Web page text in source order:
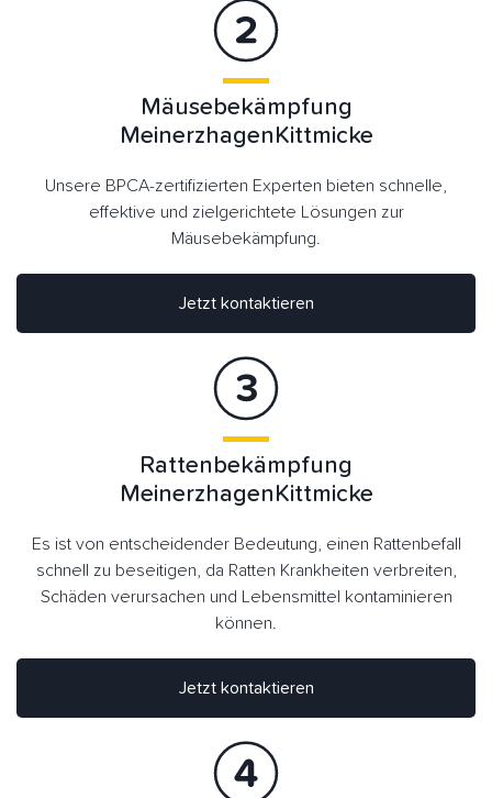
Jetzt kontaktieren
Mäusebekämpfung
MeinerzhagenKittmicke
Unsere BPCA-zertifizierten Experten bieten schnelle,
effektive und zielgerichtete Lösungen zur
Mäusebekämpfung.
Rattenbekämpfung
MeinerzhagenKittmicke
Es ist von entscheidender Bedeutung, einen Rattenbefall
schnell zu beseitigen, da Ratten Krankheiten verbreiten,
Schäden verursachen und Lebensmittel kontaminieren
können.
Jetzt kontaktieren